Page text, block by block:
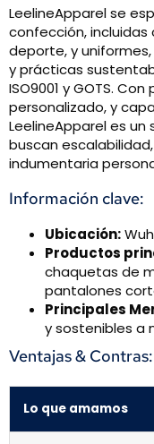
LeelineApparel se
confección,
deporte, y
y prácticas
ISO9001 y GOTS.
personalizado, y
LeelineApparel es
buscan
indumentaria
Información clave:
Ubicación:
Productos
chaquetas de
pantalones
Principales
y sostenibles a
Ventajas & Contras:
Lo que amamos